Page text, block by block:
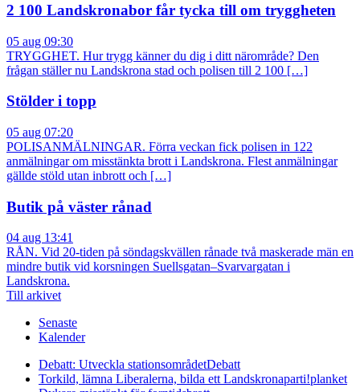
2 100 Landskronabor får tycka till om tryggheten
05 aug 09:30
TRYGGHET. Hur trygg känner du dig i ditt närområde? Den
frågan ställer nu Landskrona stad och polisen till 2 100 […]
Stölder i topp
05 aug 07:20
POLISANMÄLNINGAR. Förra veckan fick polisen in 122
anmälningar om misstänkta brott i Landskrona. Flest anmälningar
gällde stöld utan inbrott och […]
Butik på väster rånad
04 aug 13:41
RÅN. Vid 20-tiden på söndagskvällen rånade två maskerade män en
mindre butik vid korsningen Suellsgatan–Svarvargatan i
Landskrona.
Till arkivet
Senaste
Kalender
Debatt: Utveckla stationsområdetDebatt
Torkild, lämna Liberalerna, bilda ett Landskronaparti!planket